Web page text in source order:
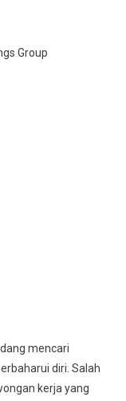
Group
mencari
diri. Salah
kerja yang